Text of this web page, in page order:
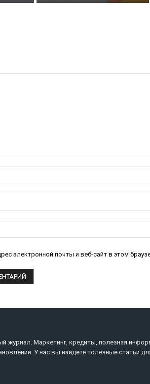
электронной почты и веб-сайт в этом
журнал. Маркетинг, кредиты, полезная
У нас вы найдете полезные статьи